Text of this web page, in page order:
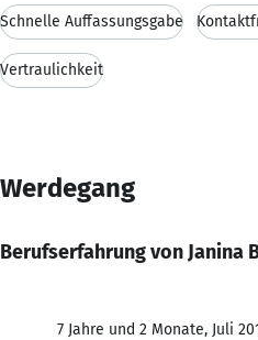
Schnelle Auffassungsgabe
Vertraulichkeit
Werdegang
Berufserfahrung von Janina
7 Jahre und 2 Monate, Juli